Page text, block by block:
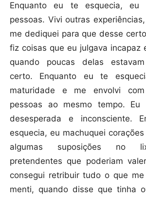
Enquanto eu te esquecia, eu
pessoas. Vivi outras
me dediquei para que desse
fiz coisas que eu julgava incapaz
quando poucas delas
certo. Enquanto eu te
maturidade e me envolvi
pessoas ao mesmo tempo. Eu
desesperada e inconsciente.
esquecia, eu machuquei
algumas suposições no
pretendentes que poderiam
consegui retribuir tudo o que me
menti, quando disse que tinha